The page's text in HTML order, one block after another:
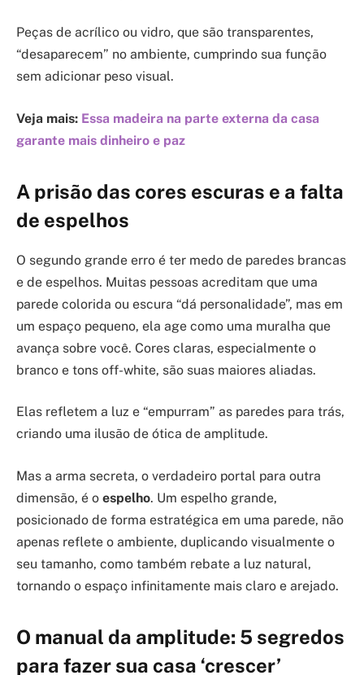
Peças de acrílico ou vidro, que são transparentes,
“desaparecem” no ambiente, cumprindo sua função
sem adicionar peso visual.
Veja mais: Essa madeira na parte externa da casa
garante mais dinheiro e paz
A prisão das cores escuras e a falta
de espelhos
O segundo grande erro é ter medo de paredes brancas
e de espelhos. Muitas pessoas acreditam que uma
parede colorida ou escura “dá personalidade”, mas em
um espaço pequeno, ela age como uma muralha que
avança sobre você. Cores claras, especialmente o
branco e tons off-white, são suas maiores aliadas.
Elas refletem a luz e “empurram” as paredes para trás,
criando uma ilusão de ótica de amplitude.
Mas a arma secreta, o verdadeiro portal para outra
dimensão, é o espelho. Um espelho grande,
posicionado de forma estratégica em uma parede, não
apenas reflete o ambiente, duplicando visualmente o
seu tamanho, como também rebate a luz natural,
tornando o espaço infinitamente mais claro e arejado.
O manual da amplitude: 5 segredos
para fazer sua casa ‘crescer’